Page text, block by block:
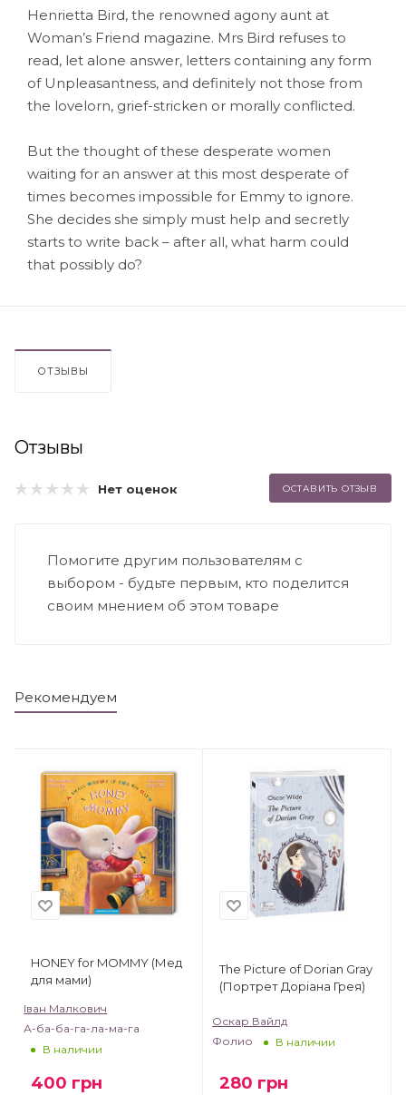
Henrietta Bird, the renowned agony aunt at
Woman’s Friend magazine. Mrs Bird refuses to
read, let alone answer, letters containing any form
of Unpleasantness, and definitely not those from
the lovelorn, grief-stricken or morally conflicted.
But the thought of these desperate women
waiting for an answer at this most desperate of
times becomes impossible for Emmy to ignore.
She decides she simply must help and secretly
starts to write back – after all, what harm could
that possibly do?
ОТЗЫВЫ
Отзывы
Нет оценок ОСТАВИТЬ ОТЗЫВ
Помогите другим пользователям с
выбором - будьте первым, кто поделится
своим мнением об этом товаре
Рекомендуем
HONEY for MOMMY (Мед
для мами)
Іван Малкович
А-ба-ба-га-ла-ма-га
В наличии
400 грн
The Picture of Dorian Gray
(Портрет Доріана Грея)
Оскар Вайлд
Фолио
В наличии
280 грн